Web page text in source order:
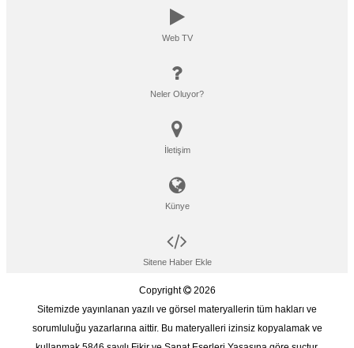
Web TV
Neler Oluyor?
İletişim
Künye
Sitene Haber Ekle
Copyright
2026
Sitemizde yayınlanan yazılı ve görsel materyallerin tüm hakları ve
sorumluluğu yazarlarına aittir. Bu materyalleri izinsiz kopyalamak ve